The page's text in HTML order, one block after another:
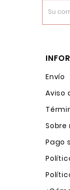
Envío
Aviso
Sobre
Pago